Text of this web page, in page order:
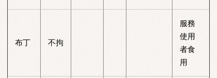
布丁 不拘
服務
使用
者食
用